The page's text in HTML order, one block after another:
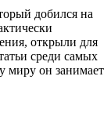
добился на
открыли для
среди самых
миру он занимает